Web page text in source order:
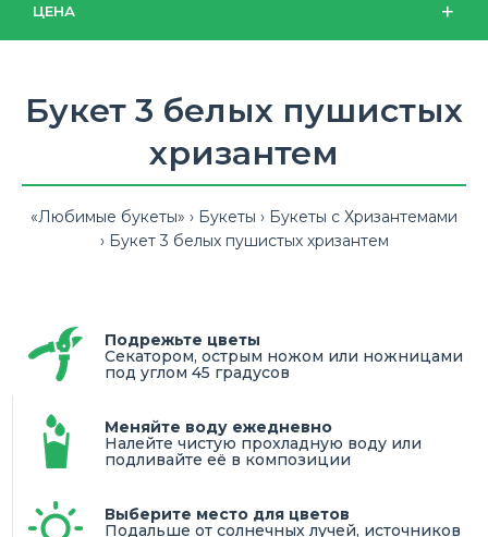
ЦЕНА
Букет 3 белых пушистых
хризантем
«Любимые букеты» Букеты
Букеты с Хризантемами
Букет 3 белых пушистых хризантем
Подрежьте цветы
Секатором, острым ножом или ножницами
под углом 45 градусов
Меняйте воду ежедневно
Налейте чистую прохладную воду или
подливайте её в композиции
Выберите место для цветов
Подальше от солнечных лучей, источников